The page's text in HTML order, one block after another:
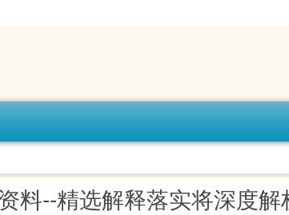
料--精选解释落实将深度解